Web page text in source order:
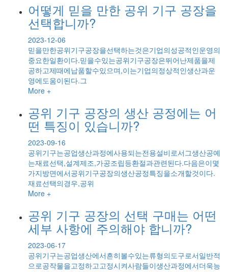
어떻게 믿을 만한 공위 기구 공장을
선택합니까?
2023-12-06
믿을만한공위기구공장을선택하는것은기업의성공적인운영의
중요한일환이다.믿을수있는공위기구공장은뛰어난제품을제
공하고제때에납품할수있으며,이는기업의정상적인생산과운
영에도움이된다.그
More +
공위 기구 공장의 생산 공정에는 어
떤 특징이 있습니까?
2023-09-16
공위기구는공업생산과정에사용되는전용설비로서그생산공예
는재료선택,설계제조,가공조립등환절과관련된다.다음은이몇
가지방면에서공위기구공장의생산공정특징을소개할것이다.
재료선택의경우,공위
More +
공위 기구 공장의 선택 구매는 어떤
세부 사항에 주의해야 합니까?
2023-06-17
공위기구는공업생산에서흔히볼수있는류형의도구로서일반적
으로공작물을고정하고고정시켜사람들이생산과정에서더욱능